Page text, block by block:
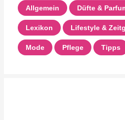
Allgemein Düfte &
Lexikon Lifestyle &
Mode Pflege Tipps